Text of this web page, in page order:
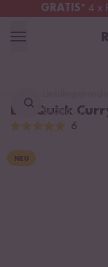
GRATIS* 4 x
Schweiz
finden ...
Bio Quick
6
NEU